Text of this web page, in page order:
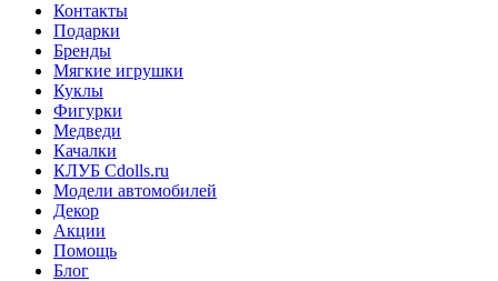
Контакты
Подарки
Бренды
Мягкие игрушки
Куклы
Фигурки
Медведи
Качалки
КЛУБ Cdolls.ru
Модели автомобилей
Декор
Акции
Помощь
Блог